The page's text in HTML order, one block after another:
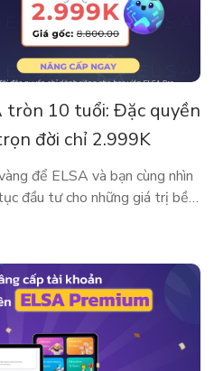
tròn 10 tuổi: Đặc quyền
đời chỉ 2.999K
để ELSA và bạn cùng nhìn
đầu tư cho những giá trị bền
thập kỷ rực rỡ, ELSA
cấp lớn nhất từ trước đến